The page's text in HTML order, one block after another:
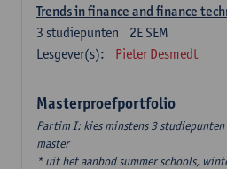
Trends in finance and finance
2E SEM
3 studiepunten
Lesgever(s):
Pieter Desmedt
Masterproefportfolio
Partim I: kies minstens 3 studiepunten
master
* uit het aanbod summer schools,